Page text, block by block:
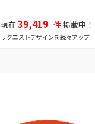
現在39,419 件掲載中！
リクエストデザインを続々アップ